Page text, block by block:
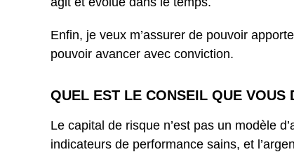
Enfin, je veux m’assurer de pouvoir
pouvoir avancer avec conviction.
QUEL EST LE CONSEIL QUE VOUS
Le capital de risque n’est pas un modèle
indicateurs de performance sains, et